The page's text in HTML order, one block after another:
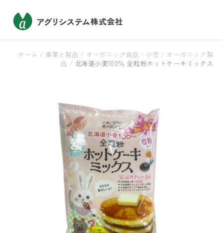
ホーム / 事業と製品 / オーガニック食品・小売 / オーガニック製
品 / 北海道小麦100％ 全粒粉ホットケーキミックス